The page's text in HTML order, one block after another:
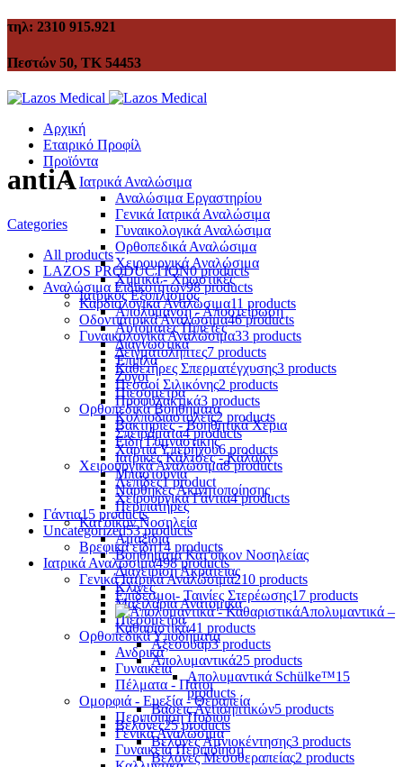
τηλ: 2310 915.921
Πεστών 50, ΤΚ 54453
Αρχική
Εταιρικό Προφίλ
Προϊόντα
Ιατρικά Αναλώσιμα
Αναλώσιμα Εργαστηρίου
Γενικά Ιατρικά Αναλώσιμα
Γυναικολογικά Αναλώσιμα
Ορθοπεδικά Αναλώσιμα
Χειρουργικά Αναλώσιμα
Χημικά - Χρωστικές
Ιατρικός Εξοπλισμός
Απολύμανση - Αποστείρωση
Αυτόματες Πιπέτες
Διαγνωστικά
Έπιπλα
Ζυγοί
Πιεσόμετρα
Ορθοπεδικά Βοηθήματα
Βακτηρίες - Βοηθητικά Χέρια
Είδη Γυμναστικής
Ιατρικές Κάλτσες - Καλσόν
Μπαστούνια
Νάρθηκες Ακινητοποίησης
Περιπατήρες
Κατ'οίκον Νοσηλεία
Αμαξίδια
Βοηθήματα Κατ'οίκον Νοσηλείας
Διαχείριση Ακράτειας
Κλίνες
Μαξιλάρια Ανατομικά
Πιεσόμετρα
Ορθοπεδικά Υποδήματα
Ανδρικά
Γυναικεία
Πέλματα - Πάτοι
Ομορφιά - Ευεξία - Θεραπεία
Περιποίηση Ποδιού
Γενικά Αναλώσιμα
Γυναικεία Περιποίηση
antiA
Categories
All products
LAZOS PRODUCTION0 products
Αναλώσιμα Ειδικοτήτων98 products
Καρδιολογικά Αναλώσιμα11 products
Οδοντιατρικά Αναλώσιμα46 products
Γυναικολογικά Αναλώσιμα33 products
Δειγματολήπτες7 products
Καθετήρες Σπερματέγχυσης3 products
Πεσσοί Σιλικόνης2 products
Προφυλακτικά3 products
Κολποδιαστολείς2 products
Σπειράματα4 products
Χαρτιά Υπερήχου6 products
Χειρουργικά Αναλώσιμα8 products
Λεπίδες1 product
Χειρουργικά Γάντια4 products
Γάντια15 products
Uncategorized53 products
Βρεφικά είδη14 products
Ιατρικά Αναλώσιμα498 products
Γενικά Ιατρικά Αναλώσιμα210 products
Επίδεσμοι- Ταινίες Στερέωσης17 products
Απολυμαντικά –
Καθαριστικά41 products
Αξεσουάρ3 products
Απολυμαντικά25 products
Απολυμαντικά Schülke™15
products
Βάσεις Αντισηπτικών5 products
Βελόνες25 products
Βελόνες Αμνιοκέντησης3 products
Βελόνες Μεσοθεραπείας2 products